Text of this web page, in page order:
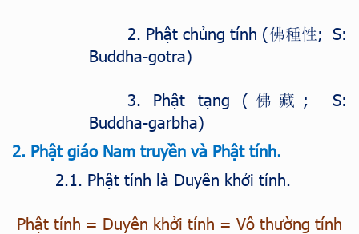
2. Phật chủng tính (佛種性; S:
Buddha-gotra)
3. Phật tạng ( 佛藏
; S:
Buddha-garbha)
2. Phật giáo Nam truyền và Phật tính.
2.1. Phật tính là Duyên khởi tính.
Phật tính = Duyên khởi tính = Vô thường tính